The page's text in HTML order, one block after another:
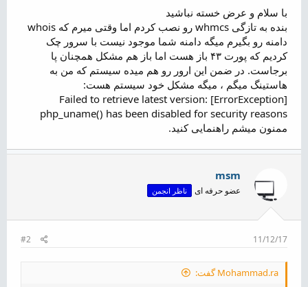
و
ض
و
ع
با سلام و عرض خسته نباشید
بنده به تازگی whmcs رو نصب کردم اما وقتی میرم که whois
دامنه رو بگیرم میگه دامنه شما موجود نیست با سرور چک
کردیم که پورت ۴۳ باز هست اما باز هم مشکل همچنان پا
برجاست. در ضمن این ارور رو هم میده سیستم که من به
هاستینگ میگم ، میگه مشکل خود سیستم هست:
Failed to retrieve latest version: [ErrorException]
php_uname() has been disabled for security reasons
ممنون میشم راهنمایی کنید.
msm
عضو حرفه ای ناظر انجمن
11/12/17
#2
Mohammad.ra گفت: